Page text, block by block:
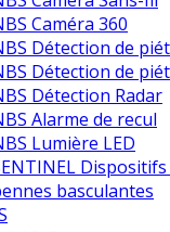
Caméra 360
Détection de
Détection de
Détection Radar
Alarme de recul
Lumière LED
basculantes